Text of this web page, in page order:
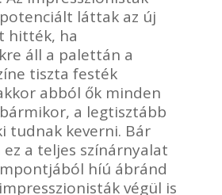
láttak az új
hitték, ha
áll a palettán a
tiszta festék
abból ők minden
a legtisztább
tudnak keverni. Bár
a teljes színárnyalat
híú ábránd
végül is